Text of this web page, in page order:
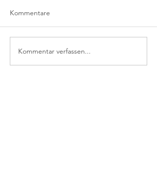
Kommentare
Kommentar verfassen...